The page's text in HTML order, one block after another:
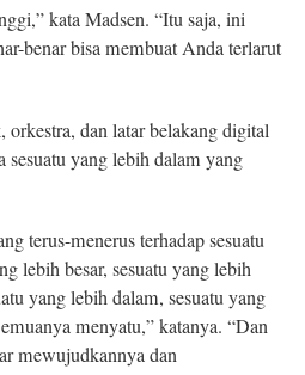
kata Madsen. “Itu saja, ini
benar bisa membuat Anda terlarut
orkestra, dan latar belakang digital
sesuatu yang lebih dalam yang
terus-menerus terhadap sesuatu
lebih besar, sesuatu yang lebih
yang lebih dalam, sesuatu yang
menyatu,” katanya. “Dan
mewujudkannya dan